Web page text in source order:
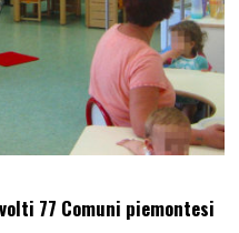
77 Comuni piemontesi